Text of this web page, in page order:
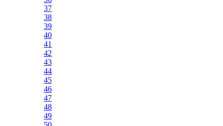
37
38
39
40
41
42
43
44
45
46
47
48
49